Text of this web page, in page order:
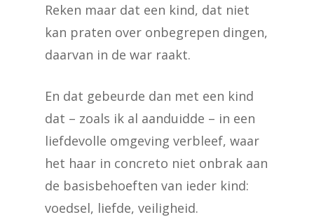
Reken maar dat een kind, dat niet
kan praten over onbegrepen dingen,
daarvan in de war raakt.
En dat gebeurde dan met een kind
dat – zoals ik al aanduidde – in een
liefdevolle omgeving verbleef, waar
het haar in concreto niet onbrak aan
de basisbehoeften van ieder kind:
voedsel, liefde, veiligheid.